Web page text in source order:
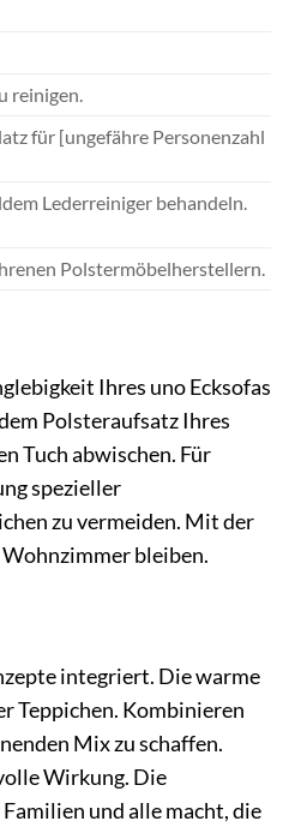
reinigen.
für [ungefähre Personenzahl
Lederreiniger behandeln.
Polstermöbelherstellern.
Ihres uno Ecksofas
Polsteraufsatz Ihres
Tuch abwischen. Für
spezieller
zu vermeiden. Mit der
bleiben.
integriert. Die warme
Teppichen. Kombinieren
Mix zu schaffen.
Wirkung. Die
und alle macht, die